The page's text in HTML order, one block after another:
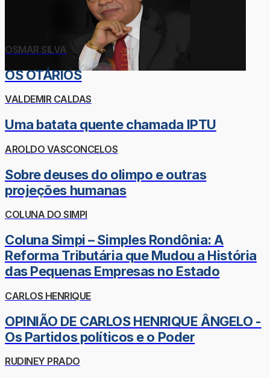
OSMAR SILVA
OS OTÁRIOS
VALDEMIR CALDAS
Uma batata quente chamada IPTU
AROLDO VASCONCELOS
Sobre deuses do olimpo e outras
projeções humanas
COLUNA DO SIMPI
Coluna Simpi – Simples Rondônia: A
Reforma Tributária que Mudou a História
das Pequenas Empresas no Estado
CARLOS HENRIQUE
OPINIÃO DE CARLOS HENRIQUE ÂNGELO -
Os Partidos políticos e o Poder
RUDINEY PRADO